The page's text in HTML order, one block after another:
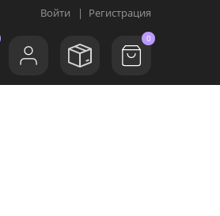
Войти | Регистрация
0